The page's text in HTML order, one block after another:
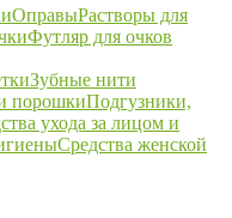
ОправыРастворы для
Футляр для очков
Зубные нити
порошкиПодгузники,
ухода за лицом и
Средства женской